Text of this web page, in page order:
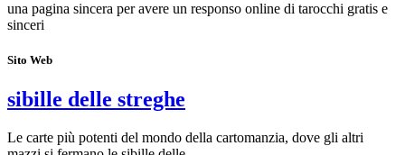
una pagina sincera per avere un responso online di tarocchi gratis e
sinceri
Sito Web
sibille delle streghe
Le carte più potenti del mondo della cartomanzia, dove gli altri